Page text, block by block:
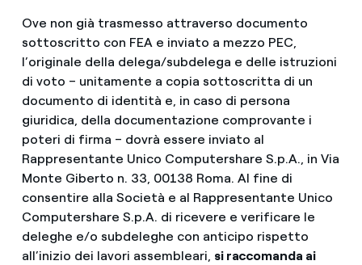
Ove non già trasmesso attraverso documento
sottoscritto con FEA e inviato a mezzo PEC,
l’originale della delega/subdelega e delle istruzioni
di voto – unitamente a copia sottoscritta di un
documento di identità e, in caso di persona
giuridica, della documentazione comprovante i
poteri di firma – dovrà essere inviato al
Rappresentante Unico Computershare S.p.A., in Via
Monte Giberto n. 33, 00138 Roma. Al fine di
consentire alla Società e al Rappresentante Unico
Computershare S.p.A. di ricevere e verificare le
deleghe e/o subdeleghe con anticipo rispetto
all’inizio dei lavori assembleari, si raccomanda ai